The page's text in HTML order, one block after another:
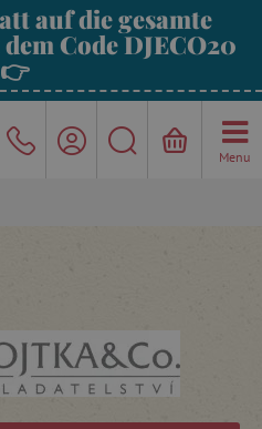
auf die gesamte
Code DJECO20
👉
Menu